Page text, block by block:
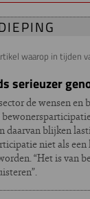
waarop in tijden
serieuzer
de wensen en
daarvan blijken
niet als
“Het is van